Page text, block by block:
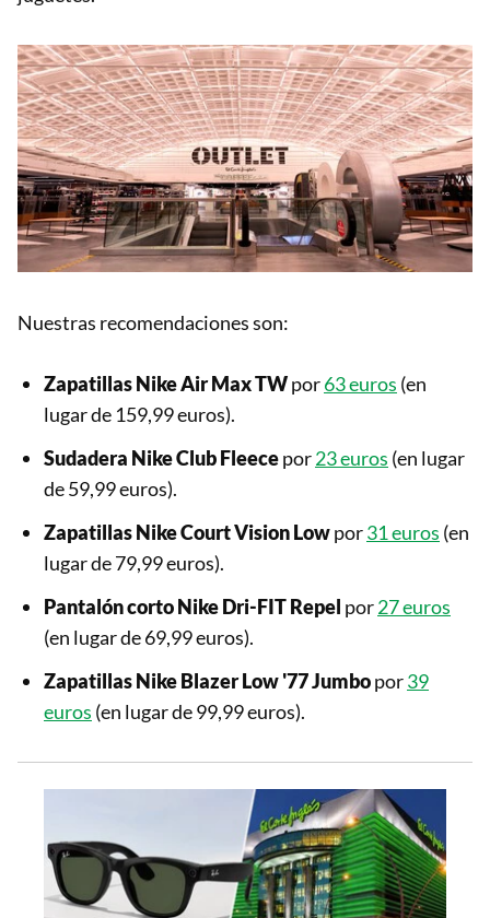
Nuestras recomendaciones son:
Zapatillas NikeAir Max TWpor63 euros (en
lugar de 159,99 euros).
Sudadera NikeClub Fleecepor23 euros (en lugar
de 59,99 euros).
Zapatillas NikeCourt Vision Lowpor31 euros (en
lugar de 79,99 euros).
Pantalón corto NikeDri-FIT Repel por27 euros
(en lugar de 69,99 euros).
Zapatillas NikeBlazer Low '77 Jumbopor39
euros (en lugar de 99,99 euros).